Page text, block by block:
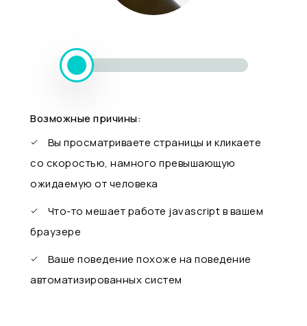
Возможные причины:
Вы просматриваете страницы и кликаете
со скоростью, намного превышающую
ожидаемую от человека
Что-то мешает работе javascript в вашем
браузере
Ваше поведение похоже на поведение
автоматизированных систем